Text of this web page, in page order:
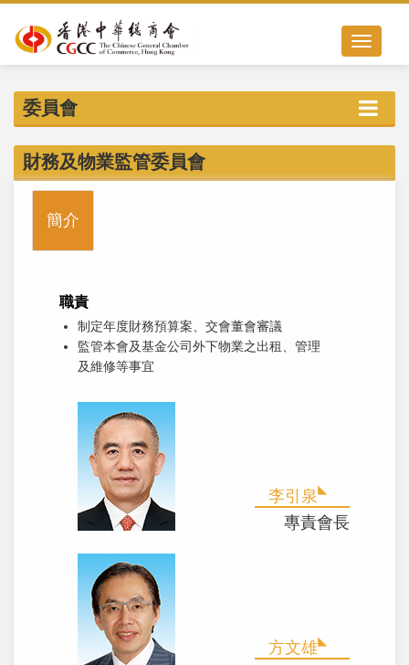
Toggle
委員會
財務及物業監管委員會
簡介
職責
制定年度財務預算案、交會董會審議
監管本會及基金公司外下物業之出租、管理
及維修等事宜
李引泉
專責會長
方文雄